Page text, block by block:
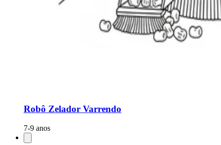
Robô Zelador Varrendo
7-9 anos